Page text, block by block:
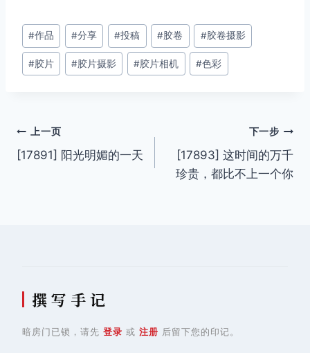
文
章
标
#作品 #分享 #投稿 #胶卷 #胶卷摄影
#胶片 #胶片摄影 #胶片相机 #色彩
文
章
上一页
[17891] 阳光明媚的一天
下一步
[17893] 这时间的万千
珍贵，都比不上一个你
撰 写 手 记
暗房门已锁，请先 登录 或 注册 后留下您的印记。